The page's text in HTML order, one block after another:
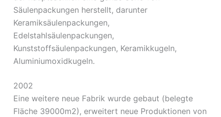
n
Säulenpackungen herstellt, darunter
Keramiksäulenpackungen,
Edelstahlsäulenpackungen,
Kunststoffsäulenpackungen, Keramikkugeln,
Aluminiumoxidkugeln.
2002
Eine weitere neue Fabrik wurde gebaut (belegte
Fläche 39000m2), erweitert neue Produktionen von